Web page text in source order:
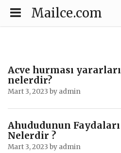
Mailce.com
Acve hurması yararları
nelerdir?
Mart 3, 2023 by admin
Ahududunun Faydaları
Nelerdir ?
Mart 3, 2023 by admin